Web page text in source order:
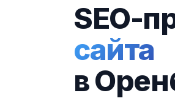
SEO-
сайта
в